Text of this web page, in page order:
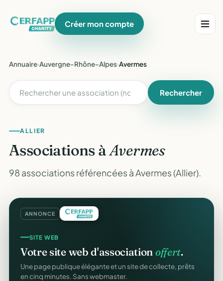
Créer mon compte
Annuaire›Auvergne-Rhône-Alpes›Avermes
Rechercher
ALLIER
Associations àAvermes
98 associations référencées à Avermes (Allier).
ANNONCE
SITE WEB
Votre site web d'association offert.
Une page publique élégante et un site de collecte, prêts
en cinq minutes. Sans webmaster.